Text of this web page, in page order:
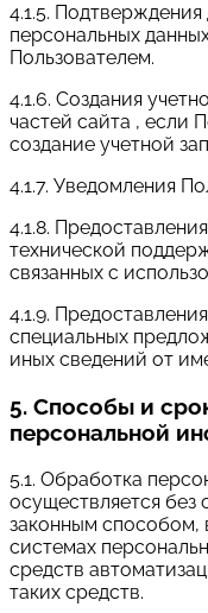
4.1.5.
персональных
Пользователем.
4.1.6. Создания
частей сайта , если
создание учетной
4.1.7. Уведомления
4.1.8.
технической
связанных с
4.1.9.
специальных
иных сведений от
5. Способы и
персональной
5.1. Обработка
осуществляется без
законным способом,
системах
средств
таких средств.